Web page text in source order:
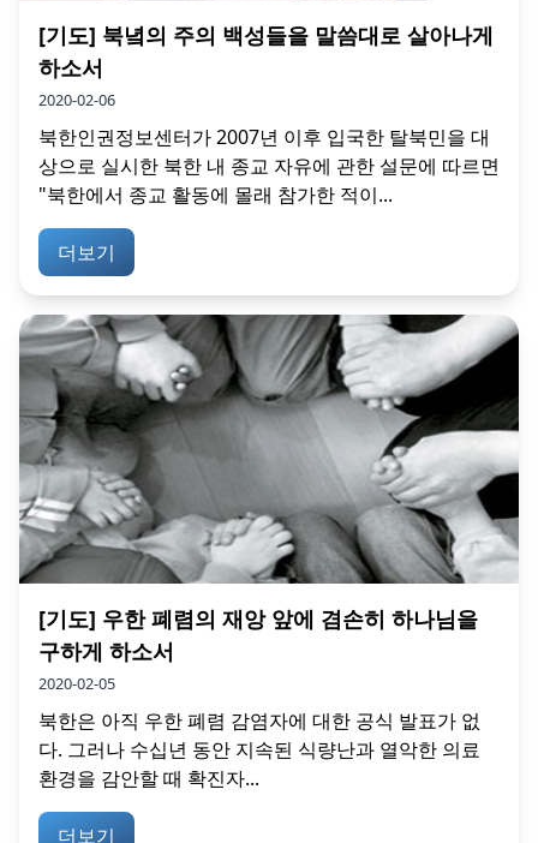
[기도] 북녘의 주의 백성들을 말씀대로 살아나게
하소서
2020-02-06
북한인권정보센터가 2007년 이후 입국한 탈북민을 대
상으로 실시한 북한 내 종교 자유에 관한 설문에 따르면
"북한에서 종교 활동에 몰래 참가한 적이...
더보기
[기도] 우한 폐렴의 재앙 앞에 겸손히 하나님을
구하게 하소서
2020-02-05
북한은 아직 우한 폐렴 감염자에 대한 공식 발표가 없
다. 그러나 수십년 동안 지속된 식량난과 열악한 의료
환경을 감안할 때 확진자...
더보기